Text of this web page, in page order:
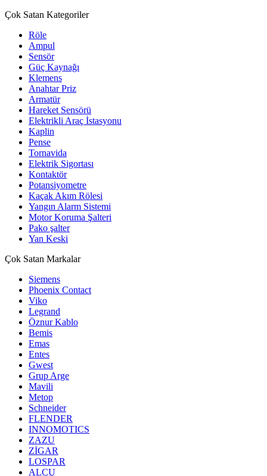
Çok Satan Kategoriler
Röle
Ampul
Sensör
Güç Kaynağı
Klemens
Anahtar Priz
Armatür
Hareket Sensörü
Elektrikli Araç İstasyonu
Kaplin
Pense
Tornavida
Elektrik Sigortası
Kontaktör
Potansiyometre
Kaçak Akım Rölesi
Yangın Alarm Sistemi
Motor Koruma Şalteri
Pako şalter
Yan Keski
Çok Satan Markalar
Siemens
Phoenix Contact
Viko
Legrand
Öznur Kablo
Bemis
Emas
Entes
Gwest
Grup Arge
Mavili
Metop
Schneider
FLENDER
INNOMOTICS
ZAZU
ZİGAR
LOSPAR
ALCU